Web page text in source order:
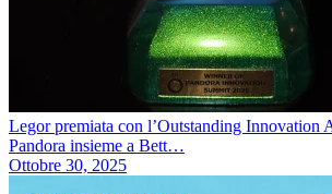
Legor premiata con l’Outstanding Innovation
Pandora insieme a Bett…
Ottobre 30, 2025